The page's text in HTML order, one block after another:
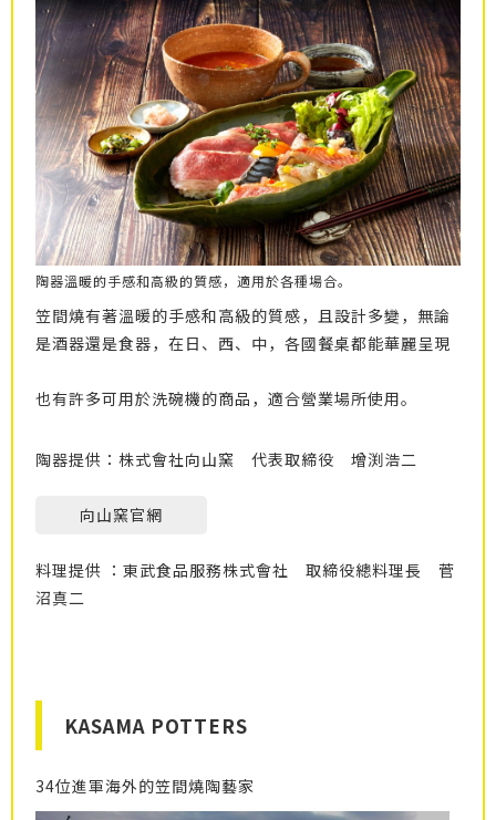
陶器溫暖的手感和高級的質感，適用於各種場合。
笠間燒有著溫暖的手感和高級的質感，且設計多變，無論
是酒器還是食器，在日、西、中，各國餐桌都能華麗呈現
也有許多可用於洗碗機的商品，適合營業場所使用。
陶器提供：株式會社向山窯 代表取締役 增渕浩二
向山窯官網
料理提供 ：東武食品服務株式會社 取締役總料理長 菅
沼真二
KASAMA POTTERS
34位進軍海外的笠間燒陶藝家